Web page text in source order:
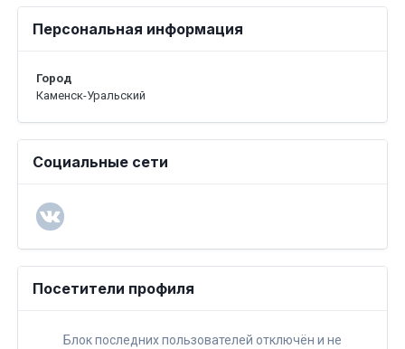
Персональная информация
Город
Каменск-Уральский
Социальные сети
Посетители профиля
Блок последних пользователей отключён и не